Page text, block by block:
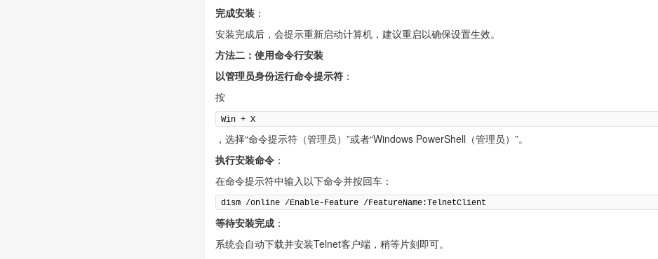
完成安装 ：
安装完成后，会提示重新启动计算机，建议重启以确保设置生效。
方法二：使用命令行安装
以管理员身份运行命令提示符 ：
按
Win + X
，选择“命令提示符（管理员）”或者“Windows PowerShell（管理员）”。
执行安装命令 ：
在命令提示符中输入以下命令并按回车：
dism /online /Enable-Feature /FeatureName:TelnetClient
等待安装完成 ：
系统会自动下载并安装Telnet客户端，稍等片刻即可。